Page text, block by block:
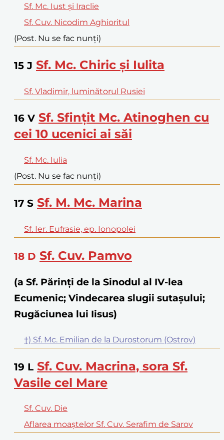
Sf. Mc. Iust și Iraclie
Sf. Cuv. Nicodim Aghioritul
(Post. Nu se fac nunți)
15 J Sf. Mc. Chiric și Iulita
Sf. Vladimir, luminătorul Rusiei
16 V Sf. Sfințit Mc. Atinoghen cu
cei 10 ucenici ai săi
Sf. Mc. Iulia
(Post. Nu se fac nunți)
17 S Sf. M. Mc. Marina
Sf. Ier. Eufrasie, ep. Ionopolei
18 D Sf. Cuv. Pamvo
(a Sf. Părinţi de la Sinodul al IV-lea
Ecumenic; Vindecarea slugii sutașului;
Rugăciunea lui Iisus)
†) Sf. Mc. Emilian de la Durostorum (Ostrov)
19 L Sf. Cuv. Macrina, sora Sf.
Vasile cel Mare
Sf. Cuv. Die
Aflarea moaștelor Sf. Cuv. Serafim de Sarov